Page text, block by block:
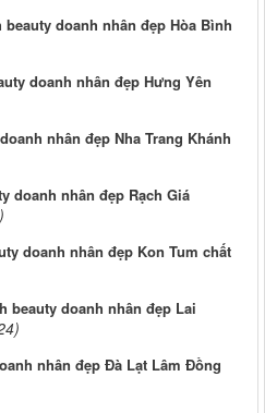
doanh nhân đẹp Hòa Bình
doanh nhân đẹp Hưng Yên
nhân đẹp Nha Trang Khánh
doanh nhân đẹp Rạch Giá
doanh nhân đẹp Kon Tum chất
beauty doanh nhân đẹp Lai
nhân đẹp Đà Lạt Lâm Đồng